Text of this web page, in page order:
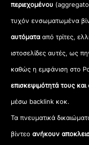
περιεχομένου
τυχόν ενσωματωμένα
αυτόματααπό τρίτες,
ιστοσελίδες αυτές, ως
καθώς η εμφάνιση στο
επισκεψιμότητά τους
μέσω backlink κοκ.
Τα πνευματικά
βίντεοανήκουν